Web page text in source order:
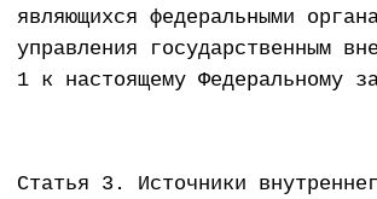
являющихся федеральными
управления государственным
1 к настоящему Федеральному
Статья 3. Источники